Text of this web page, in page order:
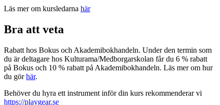
Läs mer om kursledarna här
Bra att veta
Rabatt hos Bokus och Akademibokhandeln. Under den termin som
du är deltagare hos Kulturama/Medborgarskolan får du 6 % rabatt
på Bokus och 10 % rabatt på Akademibokhandeln. Läs mer om hur
du görhär.
Behöver du hyra ett instrument inför din kurs rekommenderar vi
https://playgear.se